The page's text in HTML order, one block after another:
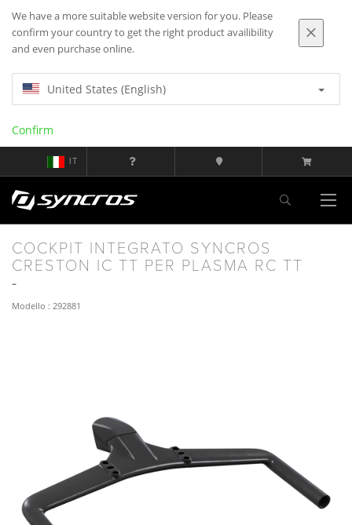
We have a more suitable website version for you. Please
confirm your country to get the right product availibility
and even purchase online.
United States (English)
Confirm
IT
COCKPIT INTEGRATO SYNCROS
CRESTON IC TT PER PLASMA RC TT
Modello : 292881